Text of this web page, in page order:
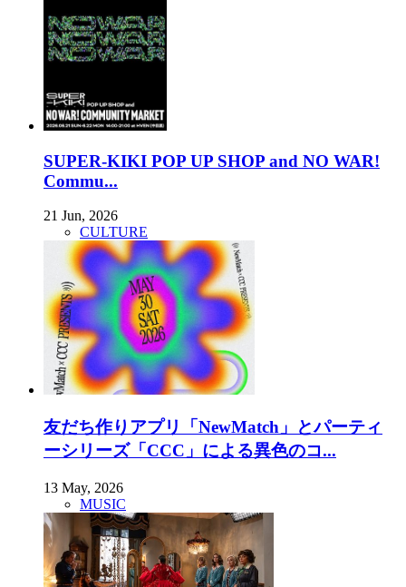
SUPER-KIKI POP UP SHOP and NO WAR!
Commu...
21 Jun, 2026
CULTURE
友だち作りアプリ「NewMatch」とパーティ
ーシリーズ「CCC」による異色のコ...
13 May, 2026
MUSIC